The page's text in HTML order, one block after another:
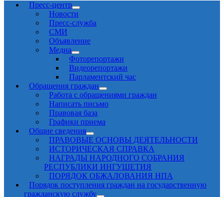
Пресс-центр
Новости
Пресс-служба
СМИ
Объявление
Медиа
Фоторепортажи
Видеорепортажи
Парламентский час
Обращения граждан
Работа с обращениями граждан
Написать письмо
Правовая база
Графики приема
Общие сведения
ПРАВОВЫЕ ОСНОВЫ ДЕЯТЕЛЬНОСТИ
ИСТОРИЧЕСКАЯ СПРАВКА
НАГРАДЫ НАРОДНОГО СОБРАНИЯ
РЕСПУБЛИКИ ИНГУШЕТИЯ
ПОРЯДОК ОБЖАЛОВАНИЯ НПА
Порядок поступления граждан на государственную
гражданскую службу